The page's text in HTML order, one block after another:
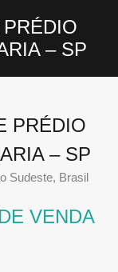
– SP
PRÉDIO
– SP
Sudeste, Brasil
VENDA